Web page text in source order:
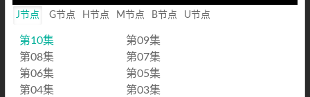
Rate
J节点 G节点 H节点 M节点 B节点 U节点
第10集
第09集
第08集
第07集
第06集
第05集
第04集
第03集